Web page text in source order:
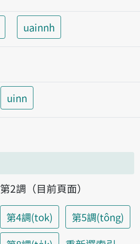
uainnh
uinn
第2調（目前頁面）
第4調(tok)
第5調(tông)